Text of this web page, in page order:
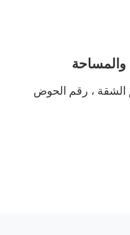
والمساحة
الشقة ، رقم الحوض